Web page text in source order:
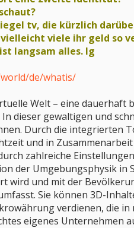
tv, die kürzlich
viele ihr geld so
langsam alles. lg
de/whatis/
Welt – eine
dieser gewaltigen und
Durch die integrierten
und in
zahlreiche
der Umgebungsphysik in
wird und mit der
Sie können 3D-
verdienen, die
eigenes Unternehmen